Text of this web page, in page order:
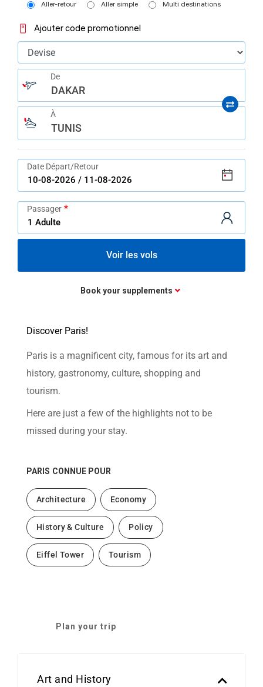
navigate
interact
content.
Aller-retour Aller simple Multi destinations
Ajouter code promotionnel
De
DAKAR
À
TUNIS
Date Départ/Retour
Passager
Voir les vols
Book your supplements
Discover Paris!
Paris is a magnificent city, famous for its art and
history, gastronomy, culture, shopping and
tourism.
Here are just a few of the highlights not to be
missed during your stay.
PARIS CONNUE POUR
Architecture Economy
History & Culture Policy
Eiffel Tower Tourism
Plan your trip
Art and History